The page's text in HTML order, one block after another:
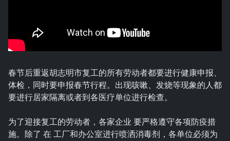
春节后重返胡志明市复工的所有劳动者都要进行健康申报、
体检，同时要申报春节行程。出现咳嗽、发烧等现象的人都
要进行居家隔离或者到各医疗单位进行检查。
为了迎接复工的劳动者，各家企业 要严格遵守各项防疫措
施。除了 在 工厂和办公室进行喷洒消毒剂，各单位必须为